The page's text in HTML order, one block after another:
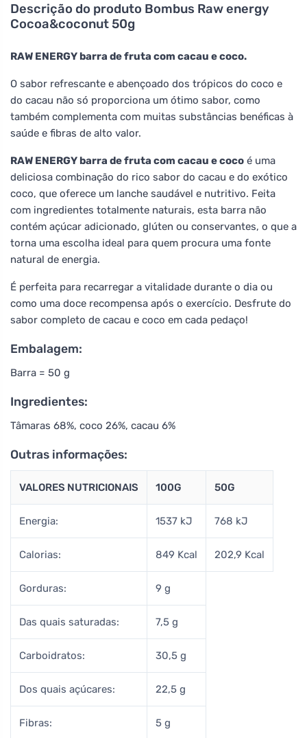
Descrição do produto Bombus Raw energy
Cocoa&coconut 50g
RAW ENERGY barra de fruta com cacau e coco.
O sabor refrescante e abençoado dos trópicos do coco e
do cacau não só proporciona um ótimo sabor, como
também complementa com muitas substâncias benéficas à
saúde e fibras de alto valor.
RAW ENERGY barra de fruta com cacau e coco é uma
deliciosa combinação do rico sabor do cacau e do exótico
coco, que oferece um lanche saudável e nutritivo. Feita
com ingredientes totalmente naturais, esta barra não
contém açúcar adicionado, glúten ou conservantes, o que a
torna uma escolha ideal para quem procura uma fonte
natural de energia.
É perfeita para recarregar a vitalidade durante o dia ou
como uma doce recompensa após o exercício. Desfrute do
sabor completo de cacau e coco em cada pedaço!
Embalagem:
Barra = 50 g
Ingredientes:
Tâmaras 68%, coco 26%, cacau 6%
Outras informações:
VALORES NUTRICIONAIS 100G 50G
Energia: 1537 kJ 768 kJ
Calorias: 849 Kcal 202,9 Kcal
Gorduras: 9 g
Das quais saturadas: 7,5 g
Carboidratos: 30,5 g
Dos quais açúcares: 22,5 g
Fibras: 5 g